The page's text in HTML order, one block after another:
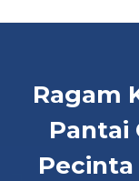
Ragam
Pantai